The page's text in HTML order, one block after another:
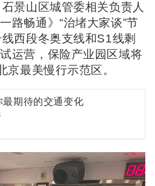
景山区城管委相关负责人
路畅通》“治堵大家谈”节
西段冬奥支线和S1线剩
运营，保险产业园区域将
京最美慢行示范区。
最期待的交通变化